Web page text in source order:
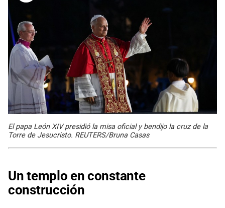
El papa León XIV presidió la misa oficial y bendijo la cruz de la
Torre de Jesucristo. REUTERS/Bruna Casas
Un templo en constante
construcción